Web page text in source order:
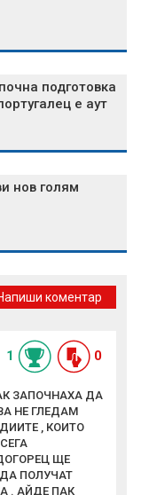
подготовка
е аут
нов голям
коментар
1 0
ЗАПОЧНАХА ДА
НЕ ГЛЕДАМ
, КОИТО
ЩЕ
ПОЛУЧАТ
. АЙДЕ ПАК